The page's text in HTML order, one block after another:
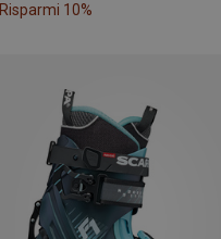
Risparmi 10%